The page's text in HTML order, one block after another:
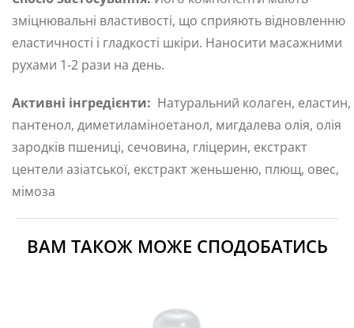
зміцнювальні властивості, що сприяють відновленню
еластичності і гладкості шкіри. Наносити масажними
рухами 1-2 рази на день.
Активні інгредієнти: Натуральний колаген, еластин,
пантенол, диметиламіноетанол, мигдалева олія, олія
зародків пшениці, сечовина, гліцерин, екстракт
центели азіатської, екстракт женьшеню, плющ, овес,
мімоза
ВАМ ТАКОЖ МОЖЕ СПОДОБАТИСЬ